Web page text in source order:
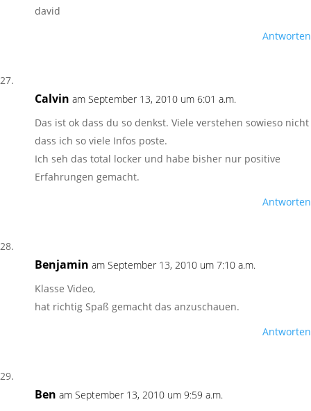
david
Antworten
Calvin am September 13, 2010 um 6:01 a.m.
Das ist ok dass du so denkst. Viele verstehen sowieso nicht
dass ich so viele Infos poste.
Ich seh das total locker und habe bisher nur positive
Erfahrungen gemacht.
Antworten
Benjamin am September 13, 2010 um 7:10 a.m.
Klasse Video,
hat richtig Spaß gemacht das anzuschauen.
Antworten
Ben am September 13, 2010 um 9:59 a.m.